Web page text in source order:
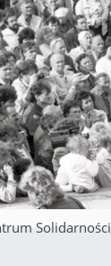
Solidarności